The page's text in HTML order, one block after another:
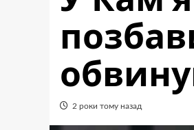
2 роки тому назад